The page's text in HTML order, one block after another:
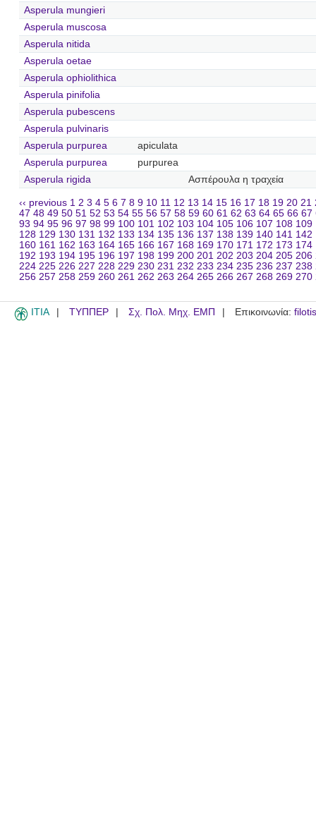
Asperula mungieri
Asperula muscosa
Asperula nitida
Asperula oetae
Asperula ophiolithica
Asperula pinifolia
Asperula pubescens
Asperula pulvinaris
Asperula purpurea
apiculata
Asperula purpurea
purpurea
Asperula rigida
Ασπέρουλα η τραχεία
‹‹ previous 1 2 3 4 5 6 7 8 9 10 11 12 13 14 15 16 17 18 19 20 21
47 48 49 50 51 52 53 54 55 56 57 58 59 60 61 62 63 64 65 66 67
93 94 95 96 97 98 99 100 101 102 103 104 105 106 107 108 109
128 129 130 131 132 133 134 135 136 137 138 139 140 141 142
160 161 162 163 164 165 166 167 168 169 170 171 172 173 174
192 193 194 195 196 197 198 199 200 201 202 203 204 205 206
224 225 226 227 228 229 230 231 232 233 234 235 236 237 238
256 257 258 259 260 261 262 263 264 265 266 267 268 269 270
ITIA ΤΥΠΠΕΡ Σχ. Πολ. Μηχ. ΕΜΠ Επικοινωνία: